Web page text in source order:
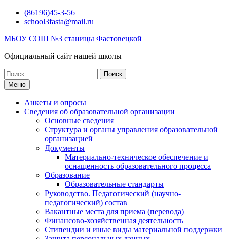
Перейти(86196)45-3-56
school3fasta@mail.ru
МБОУ СОШ №3 станицы Фастовецкой
Официальный сайт нашей школы
Поиск
по:Меню
Анкеты и опросы
Сведения об образовательной организации
Основные сведения
Структура и органы управления образовательной
организацией
Документы
Материально-техническое обеспечение и
оснащенность образовательного процесса
Образование
Образовательные стандарты
Руководство. Педагогический (научно-
педагогический) состав
Вакантные места для приема (перевода)
Финансово-хозяйственная деятельность
Стипендии и иные виды материальной поддержки